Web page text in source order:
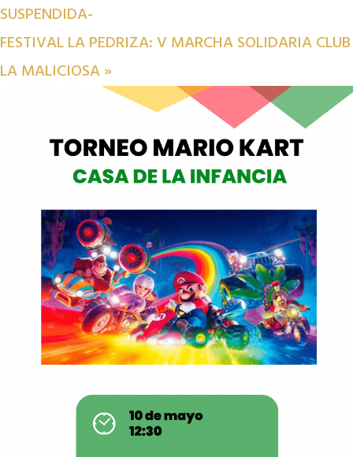
SUSPENDIDA-
FESTIVAL LA PEDRIZA: V MARCHA SOLIDARIA CLUB
LA MALICIOSA»